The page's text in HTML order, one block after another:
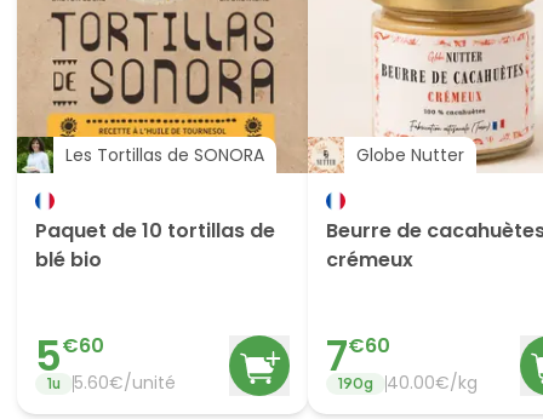
Les Tortillas de SONORA
Paquet de 10 tortillas de
blé bio
5€60
1u 5.60€/unité
Globe Nutter
Beurre de
crémeux
7€60
190g 40.00€/kg